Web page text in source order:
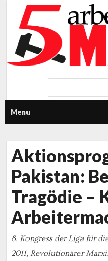
Menu
Pakistan:
Tragödie –
8. Kongress der Liga für
2011, Revolutionärer